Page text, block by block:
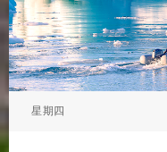
星期四